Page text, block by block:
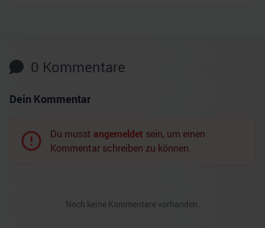
0 Kommentare
Dein Kommentar
Du musst angemeldet sein, um einen
Kommentar schreiben zu können.
Noch keine Kommentare vorhanden.